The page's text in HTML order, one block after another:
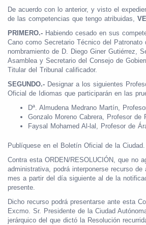
De acuerdo con lo anterior, y visto el
de las competencias que tengo atribuidas,
PRIMERO.- Habiendo cesado en sus
Cano como Secretario Técnico del Patronato
nombramiento de D. Diego Giner Gutiérrez,
Asamblea y Secretario del Consejo de
Titular del Tribunal calificador.
SEGUNDO.- Designar a los siguientes
Oficial de Idiomas que participarán en las
Dª. Almudena Medrano Martín,
Gonzalo Moreno Cabrera, Profesor de
Faysal Mohamed Al-lal, Profesor de
Publíquese en el Boletín Oficial de la Ciudad.
Contra esta ORDEN/RESOLUCIÓN, que no
administrativa, podrá interponerse recurso
mes a partir del día siguiente al de la
presente.
Dicho recurso podrá presentarse ante esta
Excmo. Sr. Presidente de la Ciudad
jerárquico del que dictó la Resolución